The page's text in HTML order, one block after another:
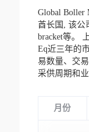
Global Boller
酋长国, 该公
bracket等。
Eq近三年的
易数量、交
采供周期和业
月份